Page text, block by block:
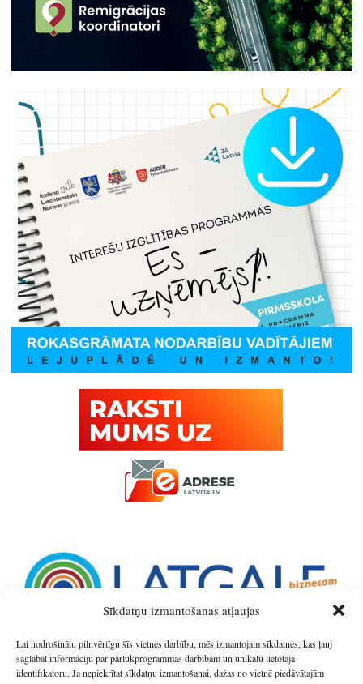
Sīkdatņu izmantošanas atļaujas
Lai nodrošinātu pilnvērtīgu šīs vietnes darbību, mēs izmantojam sīkdatnes, kas ļauj
saglabāt informāciju par pārlūkprogrammas darbībām un unikālu lietotāja
identifikatoru. Ja nepiekrītat sīkdatņu izmantošanai, dažas no vietnē piedāvātajām